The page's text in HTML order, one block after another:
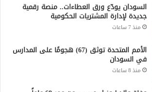
السودان يودّع ورق العطاءات.. منصة رقمية
جديدة لإدارة المشتريات الحكومية
منذ 7 ساعات
الأمم المتحدة توثق (67) هجومًا على المدارس
في السودان
منذ 8 ساعات